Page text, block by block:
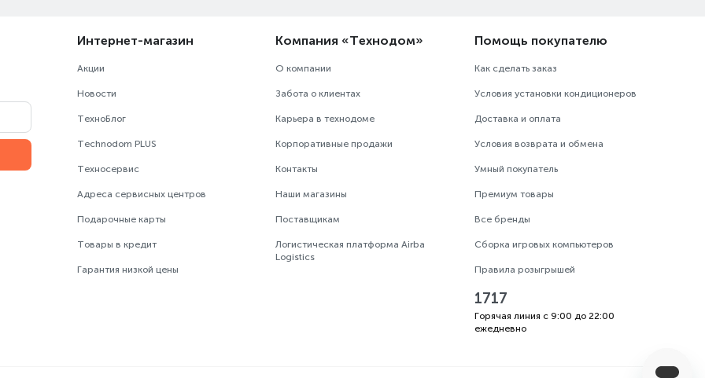
Интернет-магазин
Акции
Новости
ТехноБлог
Technodom PLUS
Техносервис
Адреса сервисных центров
Подарочные карты
Товары в кредит
Гарантия низкой цены
Компания «Технодом»
О компании
Забота о клиентах
Карьера в технодоме
Корпоративные продажи
Контакты
Наши магазины
Поставщикам
Логистическая платформа Airba
Logistics
Помощь покупателю
Как сделать заказ
Условия установки кондиционеров
Доставка и оплата
Условия возврата и обмена
Умный покупатель
Премиум товары
Все бренды
Сборка игровых компьютеров
Правила розыгрышей
1717
Горячая линия с 9:00 до 22:00
ежедневно